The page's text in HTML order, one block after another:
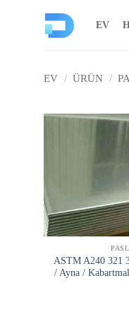
EV
EV / ÜRÜN /
ASTM A240 321
/ Ayna /